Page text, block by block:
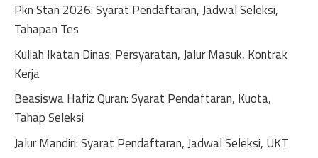
i
v
e
:
Pkn Stan 2026: Syarat Pendaftaran, Jadwal Seleksi,
Tahapan Tes
Kuliah Ikatan Dinas: Persyaratan, Jalur Masuk, Kontrak
Kerja
Beasiswa Hafiz Quran: Syarat Pendaftaran, Kuota,
Tahap Seleksi
Jalur Mandiri: Syarat Pendaftaran, Jadwal Seleksi, UKT